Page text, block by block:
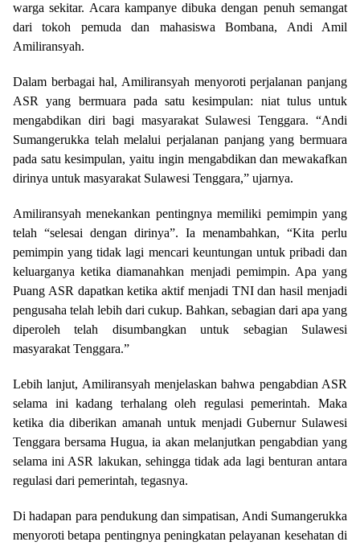
warga sekitar. Acara kampanye dibuka dengan penuh semangat
dari tokoh pemuda dan mahasiswa Bombana, Andi Amil
Amiliransyah.
Dalam berbagai hal, Amiliransyah menyoroti perjalanan panjang
ASR yang bermuara pada satu kesimpulan: niat tulus untuk
mengabdikan diri bagi masyarakat Sulawesi Tenggara. “Andi
Sumangerukka telah melalui perjalanan panjang yang bermuara
pada satu kesimpulan, yaitu ingin mengabdikan dan mewakafkan
dirinya untuk masyarakat Sulawesi Tenggara,” ujarnya.
Amiliransyah menekankan pentingnya memiliki pemimpin yang
telah “selesai dengan dirinya”. Ia menambahkan, “Kita perlu
pemimpin yang tidak lagi mencari keuntungan untuk pribadi dan
keluarganya ketika diamanahkan menjadi pemimpin. Apa yang
Puang ASR dapatkan ketika aktif menjadi TNI dan hasil menjadi
pengusaha telah lebih dari cukup. Bahkan, sebagian dari apa yang
diperoleh telah disumbangkan untuk sebagian Sulawesi
masyarakat Tenggara.”
Lebih lanjut, Amiliransyah menjelaskan bahwa pengabdian ASR
selama ini kadang terhalang oleh regulasi pemerintah. Maka
ketika dia diberikan amanah untuk menjadi Gubernur Sulawesi
Tenggara bersama Hugua, ia akan melanjutkan pengabdian yang
selama ini ASR lakukan, sehingga tidak ada lagi benturan antara
regulasi dari pemerintah, tegasnya.
Di hadapan para pendukung dan simpatisan, Andi Sumangerukka
menyoroti betapa pentingnya peningkatan pelayanan kesehatan di